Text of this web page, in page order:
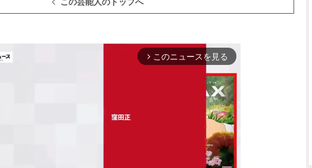
この芸能人のトップへ
arrow_forward_ios このニュースを見る